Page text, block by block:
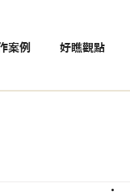
案例 好瞧觀點